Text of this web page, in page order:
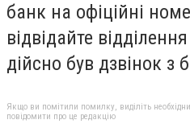
банк на офіційні
відвідайте
дійсно був дзвінок з
Якщо ви помітили помилку, виділіть
повідомити про це редакцію